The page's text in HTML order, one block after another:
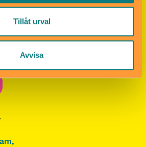
Tillåt urval
Avvisa
nyhetsbrev och få
roligheter!